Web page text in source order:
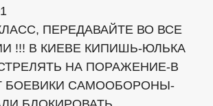
ПЕРЕДАВАЙТЕ ВО ВСЕ
!!! В КИЕВЕ КИПИШЬ-ЮЛЬКА
НА ПОРАЖЕНИЕ-В
БОЕВИКИ САМООБОРОНЫ-